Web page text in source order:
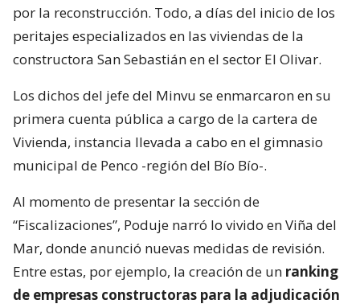
por la reconstrucción. Todo, a días del inicio de los
peritajes especializados en las viviendas de la
constructora San Sebastián en el sector El Olivar.
Los dichos del jefe del Minvu se enmarcaron en su
primera cuenta pública a cargo de la cartera de
Vivienda, instancia llevada a cabo en el gimnasio
municipal de Penco -región del Bío Bío-.
Al momento de presentar la sección de
“Fiscalizaciones”, Poduje narró lo vivido en Viña del
Mar, donde anunció nuevas medidas de revisión.
Entre estas, por ejemplo, la creación de un ranking
de empresas constructoras para la adjudicación